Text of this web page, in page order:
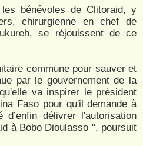
bénévoles de Clitoraid, y
chirurgienne en chef de
se réjouissent de ce
commune pour sauver et
par le gouvernement de la
va inspirer le président
Faso pour qu'il demande à
délivrer l'autorisation
à Bobo Dioulasso ", poursuit